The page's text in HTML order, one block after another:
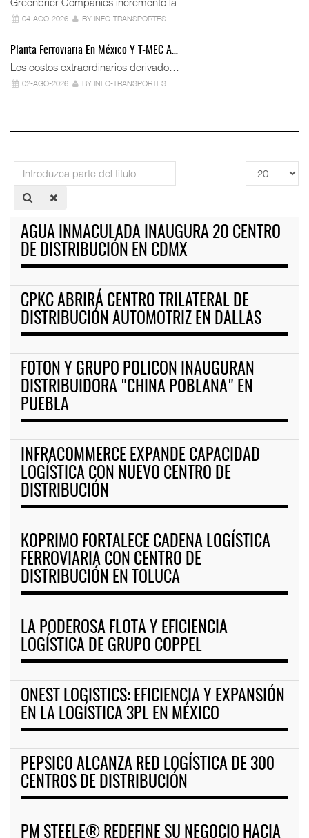
04-AGO-2026 BY INFO-TRANSPORTES
Planta Ferroviaria En México Y T-MEC A…
Los costos extraordinarios derivado…
02-AGO-2026 BY INFO-TRANSPORTES
Introduzca
parte
del
Cantidad
a
AGUA INMACULADA INAUGURA 2O CENTRO
DE DISTRIBUCIÓN EN CDMX
CPKC ABRIRÁ CENTRO TRILATERAL DE
DISTRIBUCIÓN AUTOMOTRIZ EN DALLAS
FOTON Y GRUPO POLICON INAUGURAN
DISTRIBUIDORA "CHINA POBLANA" EN
PUEBLA
INFRACOMMERCE EXPANDE CAPACIDAD
LOGÍSTICA CON NUEVO CENTRO DE
DISTRIBUCIÓN
KOPRIMO FORTALECE CADENA LOGÍSTICA
FERROVIARIA CON CENTRO DE
DISTRIBUCIÓN EN TOLUCA
LA PODEROSA FLOTA Y EFICIENCIA
LOGÍSTICA DE GRUPO COPPEL
ONEST LOGISTICS: EFICIENCIA Y EXPANSIÓN
EN LA LOGÍSTICA 3PL EN MÉXICO
PEPSICO ALCANZA RED LOGÍSTICA DE 300
CENTROS DE DISTRIBUCIÓN
PM STEELE® REDEFINE SU NEGOCIO HACIA